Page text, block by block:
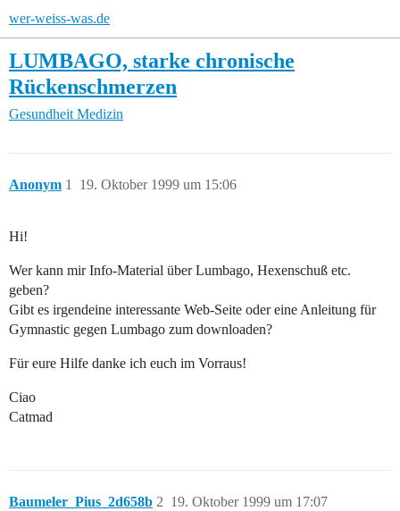
wer-weiss-was.de
LUMBAGO, starke chronische
Rückenschmerzen
Gesundheit Medizin
Anonym 19. Oktober 1999 um 15:06
1
Hi!
Wer kann mir Info-Material über Lumbago, Hexenschuß etc.
geben?
Gibt es irgendeine interessante Web-Seite oder eine Anleitung für
Gymnastic gegen Lumbago zum downloaden?
Für eure Hilfe danke ich euch im Vorraus!
Ciao
Catmad
Baumeler_Pius_2d658b 19. Oktober 1999 um 17:07
2